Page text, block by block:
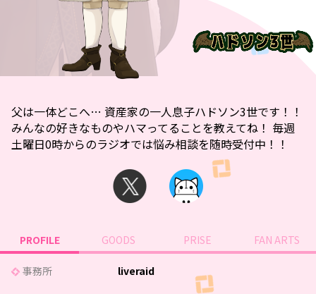
父は一体どこへ… 資産家の一人息子ハドソン3世です！！
みんなの好きなものやハマってることを教えてね！ 毎週
土曜日0時からのラジオでは悩み相談を随時受付中！！
PROFILE GOODS PRISE FAN ARTS
事務所 liveraid